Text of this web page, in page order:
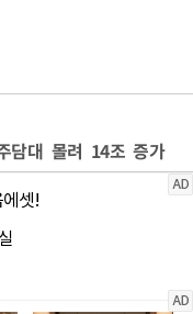
담대 몰려 14조 증가